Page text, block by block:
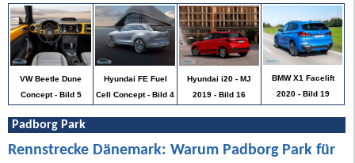
VW Beetle Dune
Concept - Bild 5
Hyundai FE Fuel
Cell Concept - Bild 4
Hyundai i20 - MJ
2019 - Bild 16
BMW X1 Facelift
2020 - Bild 19
Padborg Park
Rennstrecke Dänemark: Warum Padborg Park für